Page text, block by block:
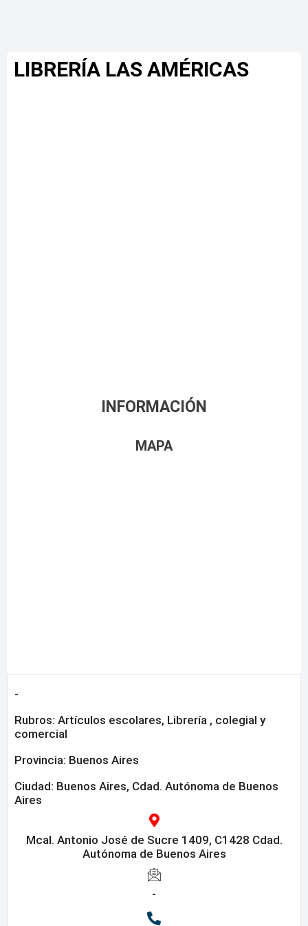
LIBRERÍA LAS AMÉRICAS
INFORMACIÓN
MAPA
-
Rubros: Artículos escolares, Librería , colegial y
comercial
Provincia: Buenos Aires
Ciudad: Buenos Aires, Cdad. Autónoma de Buenos
Aires
Mcal. Antonio José de Sucre 1409, C1428 Cdad.
Autónoma de Buenos Aires
-